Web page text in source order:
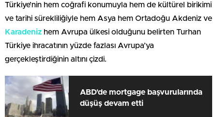
Türkiye’nin hem coğrafi konumuyla hem de kültürel birikimi
ve tarihi sürekliliğiyle hem Asya hem Ortadoğu Akdeniz ve
Karadeniz hem Avrupa ülkesi olduğunu belirten Turhan
Türkiye ihracatının yüzde fazlası Avrupa’ya
gerçekleştirdiğinin altını çizdi.
ABD'de mortgage başvurularında
düşüş devam etti